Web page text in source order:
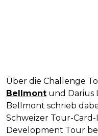
Über die Challenge
Bellmont und Darius
Bellmont schrieb
Schweizer Tour-
Development Tour